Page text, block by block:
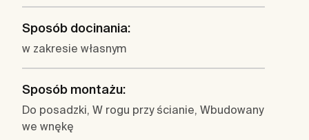
Sposób docinania:
w zakresie własnym
Sposób montażu:
Do posadzki, W rogu przy ścianie, Wbudowany
we wnękę